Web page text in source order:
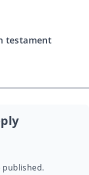
testament
published.